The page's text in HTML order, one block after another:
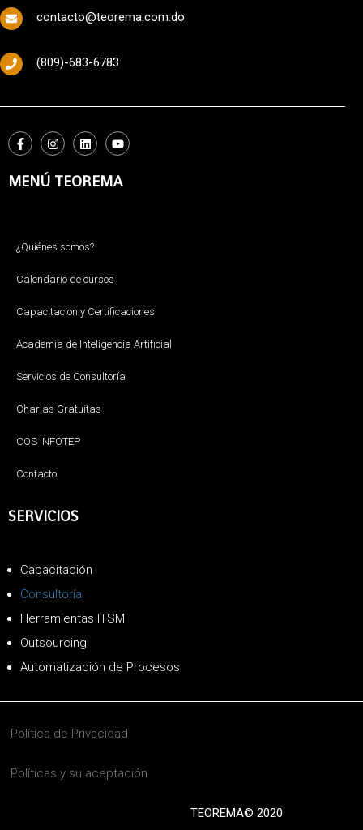
contacto@teorema.com.do
(809)-683-6783
MENÚ TEOREMA
¿Quiénes somos?
Calendario de cursos
Capacitación y Certificaciones
Academia de Inteligencia Artificial
Servicios de Consultoría
Charlas Gratuitas
COS INFOTEP
Contacto
SERVICIOS
Capacitación
Consultoría
Herramientas ITSM
Outsourcing
Automatización de Procesos
Política de Privacidad
Políticas y su aceptación
TEOREMA© 2020